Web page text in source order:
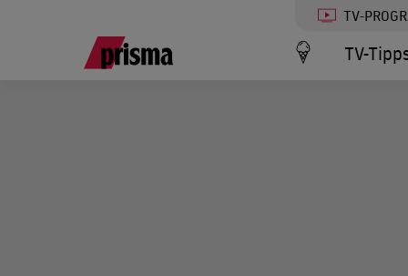
TV-
TV-